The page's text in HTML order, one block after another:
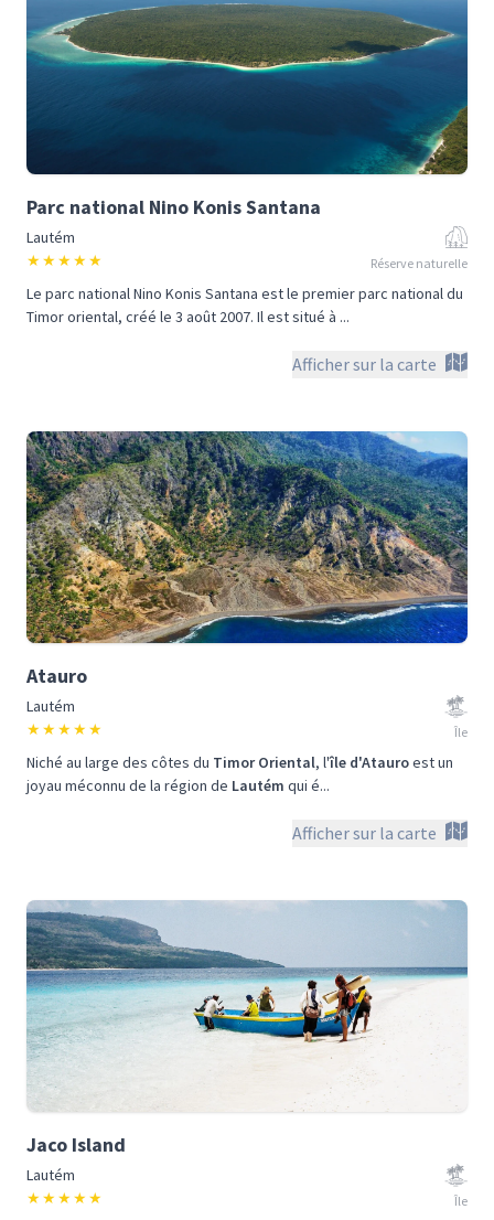
Parc national Nino Konis Santana
Lautém
★★★★★ Réserve naturelle
Le parc national Nino Konis Santana est le premier parc national du
Timor oriental, créé le 3 août 2007. Il est situé à ...
Afficher sur la carte
Atauro
Lautém
★★★★★ Île
Niché au large des côtes du Timor Oriental, l'île d'Atauroest un
joyau méconnu de la région de Lautém qui é...
Afficher sur la carte
Jaco Island
Lautém
★★★★★ Île